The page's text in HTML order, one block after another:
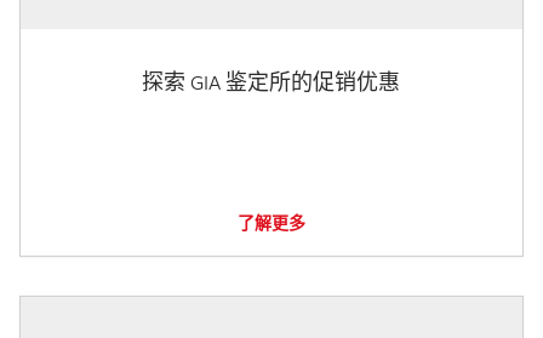
探索 GIA 鉴定所的促销优惠
了解更多